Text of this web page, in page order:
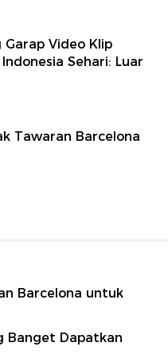
Garap Video Klip
Sehari: Luar
Tawaran Barcelona
Barcelona untuk
Banget Dapatkan